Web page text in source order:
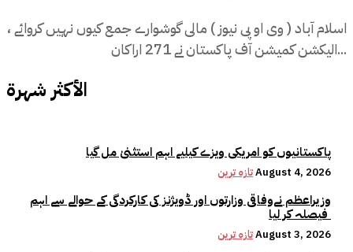
اسلام آباد ( وی او پی نیوز ) مالی گوشوارے جمع کیوں نہیں کروائے ،
الیکشن کمیشن آف پاکستان نے 271 اراکان...
الأكثر شهرة
پاکستانیوں کو امریکی ویزے کیلیے اہم استثنیٰ مل گیا
تازہ ترینAugust 4, 2026
وزیراعظم نےوفاقی وزارتوں اور ڈویژنز کی کارکردگی کے حوالے سے اہم
تازہ ترینAugust 3, 2026